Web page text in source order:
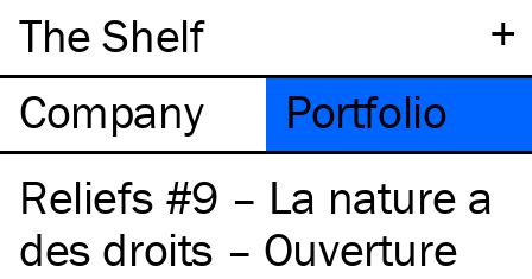
+
The Shelf
Company
Portfolio
Reliefs #9 – La nature a
des droits – Ouverture